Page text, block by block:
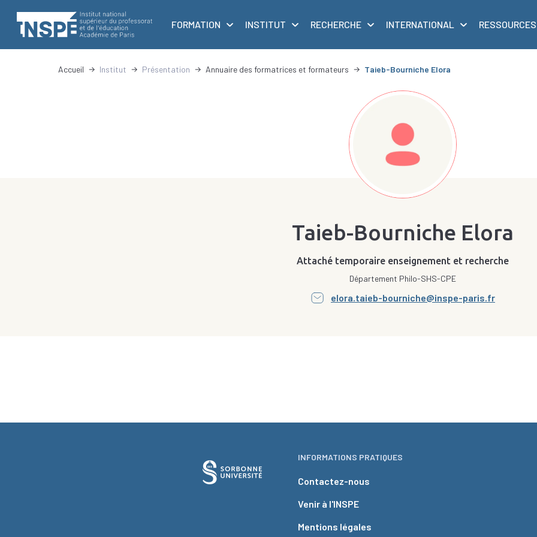
contenu
principal
principale
FORMATION
INSTITUT RECHERCHE INTERNATIONAL RESSOURCES
Accueil Institut Présentation Annuaire des formatrices et formateurs Taieb-Bourniche Elora
Taieb-Bourniche Elora
Attaché temporaire enseignement et recherche
Département Philo-SHS-CPE
elora.taieb-bourniche@inspe-paris.fr
INFORMATIONS PRATIQUES
Contactez-nous
Venir à l'INSPE
Mentions légales